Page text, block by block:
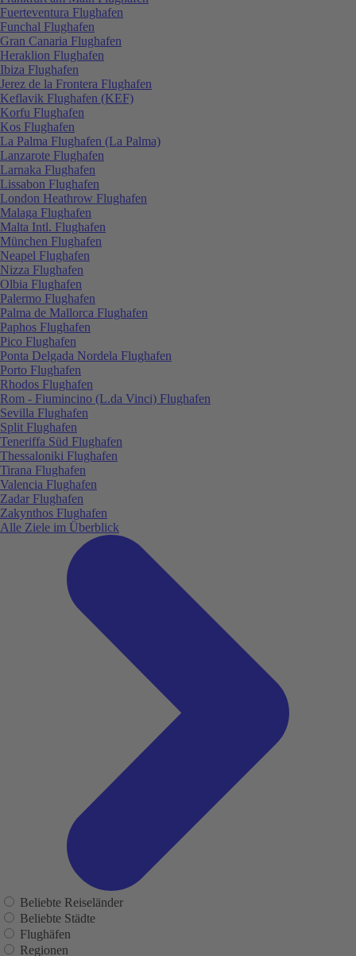
Fuerteventura Flughafen
Funchal Flughafen
Gran Canaria Flughafen
Heraklion Flughafen
Ibiza Flughafen
Jerez de la Frontera Flughafen
Keflavik Flughafen (KEF)
Korfu Flughafen
Kos Flughafen
La Palma Flughafen (La Palma)
Lanzarote Flughafen
Larnaka Flughafen
Lissabon Flughafen
London Heathrow Flughafen
Malaga Flughafen
Malta Intl. Flughafen
München Flughafen
Neapel Flughafen
Nizza Flughafen
Olbia Flughafen
Palermo Flughafen
Palma de Mallorca Flughafen
Paphos Flughafen
Pico Flughafen
Ponta Delgada Nordela Flughafen
Porto Flughafen
Rhodos Flughafen
Rom - Fiumincino (L.da Vinci) Flughafen
Sevilla Flughafen
Split Flughafen
Teneriffa Süd Flughafen
Thessaloniki Flughafen
Tirana Flughafen
Valencia Flughafen
Zadar Flughafen
Zakynthos Flughafen
Alle Ziele im Überblick
Beliebte Reiseländer
Beliebte Städte
Flughäfen
Regionen